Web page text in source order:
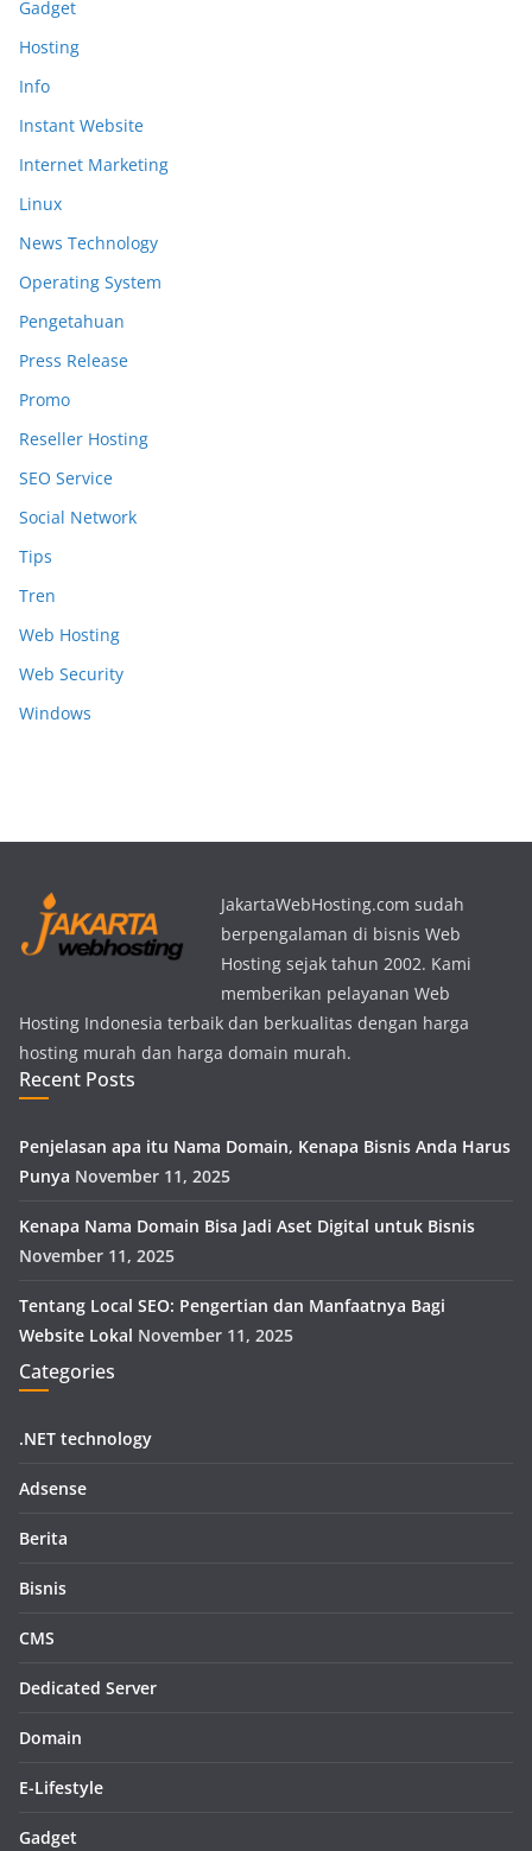
Gadget
Hosting
Info
Instant Website
Internet Marketing
Linux
News Technology
Operating System
Pengetahuan
Press Release
Promo
Reseller Hosting
SEO Service
Social Network
Tips
Tren
Web Hosting
Web Security
Windows
JakartaWebHosting.com sudah
berpengalaman di bisnis Web
Hosting sejak tahun 2002. Kami
memberikan pelayanan Web
Hosting Indonesia terbaik dan berkualitas dengan harga
hosting murah dan harga domain murah.
Recent Posts
Penjelasan apa itu Nama Domain, Kenapa Bisnis Anda Harus
Punya November 11, 2025
Kenapa Nama Domain Bisa Jadi Aset Digital untuk Bisnis
November 11, 2025
Tentang Local SEO: Pengertian dan Manfaatnya Bagi
Website Lokal November 11, 2025
Categories
.NET technology
Adsense
Berita
Bisnis
CMS
Dedicated Server
Domain
E-Lifestyle
Gadget